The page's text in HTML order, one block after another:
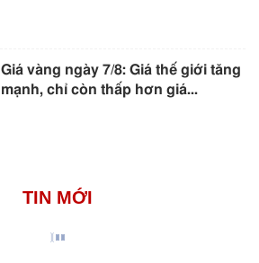
Giá vàng ngày 7/8: Giá thế giới tăng
mạnh, chỉ còn thấp hơn giá...
TIN MỚI